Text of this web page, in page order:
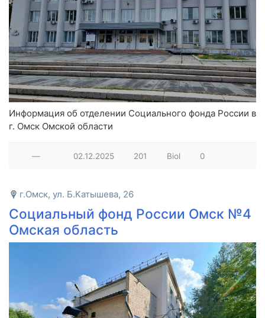
Информация об отделении Социального фонда России в
г. Омск Омской области
— 02.12.2025 201 Biol 0
г.Омск, ул. Б.Катышева, 26
Социальный фонд России Омск №4
Омская область